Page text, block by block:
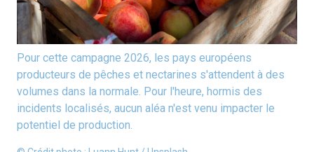
Pour cette campagne 2026, les pays européens
producteurs de pêches et nectarines s'attendent à des
volumes dans la normale. Pour l'heure, hormis des
incidents localisés, aucun aléa n'est venu impacter le
potentiel de production.